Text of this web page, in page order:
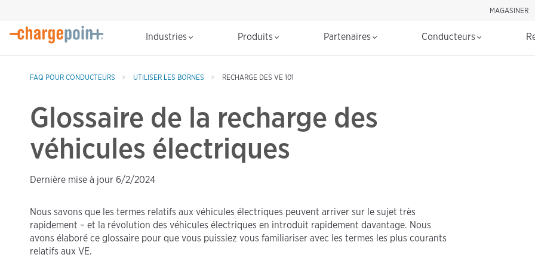
MAGASINER
Industries Produits Partenaires Conducteurs
FAQ POUR CONDUCTEURS UTILISER LES BORNES RECHARGE DES VE 101
Glossaire de la recharge des
véhicules électriques
Dernière mise à jour 6/2/2024
Nous savons que les termes relatifs aux véhicules électriques peuvent arriver sur le sujet très
rapidement – et la révolution des véhicules électriques en introduit rapidement davantage. Nous
avons élaboré ce glossaire pour que vous puissiez vous familiariser avec les termes les plus courants
relatifs aux VE.